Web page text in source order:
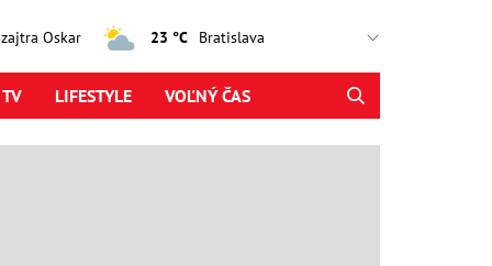
Oskar 23 °C
LIFESTYLE VOĽNÝ ČAS